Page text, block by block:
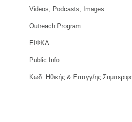
Videos, Podcasts, Images
Outreach Program
ΕΙΦΚΔ
Public Info
Κωδ. Ηθικής & Επαγγ/ης